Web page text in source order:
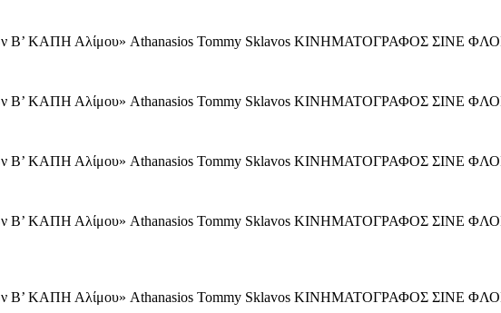
Β’ ΚΑΠΗ Αλίμου» Athanasios Tommy Sklavos ΚΙΝΗΜΑΤΟΓΡΑΦΟΣ ΣΙΝΕ
Β’ ΚΑΠΗ Αλίμου» Athanasios Tommy Sklavos ΚΙΝΗΜΑΤΟΓΡΑΦΟΣ ΣΙΝΕ
Β’ ΚΑΠΗ Αλίμου» Athanasios Tommy Sklavos ΚΙΝΗΜΑΤΟΓΡΑΦΟΣ ΣΙΝΕ
Β’ ΚΑΠΗ Αλίμου» Athanasios Tommy Sklavos ΚΙΝΗΜΑΤΟΓΡΑΦΟΣ
Β’ ΚΑΠΗ Αλίμου» Athanasios Tommy Sklavos ΚΙΝΗΜΑΤΟΓΡΑΦΟΣ ΣΙΝΕ